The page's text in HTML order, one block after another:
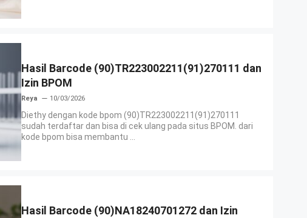
Hasil Barcode (90)TR223002211(91)270111 dan
Izin BPOM
Reya 10/03/2026
Diethy dengan kode bpom (90)TR223002211(91)270111
sudah terdaftar dan bisa di cek ulang pada situs BPOM. dari
kode bpom bisa membantu ...
Hasil Barcode (90)NA18240701272 dan Izin